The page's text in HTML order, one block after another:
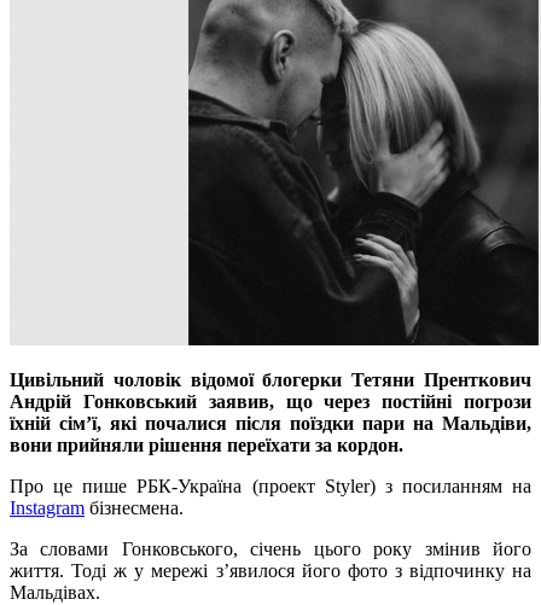
Цивільний чоловік відомої блогерки Тетяни Пренткович
Андрій Гонковський заявив, що через постійні погрози
їхній сім’ї, які почалися після поїздки пари на Мальдіви,
вони прийняли рішення переїхати за кордон.
Про це пише РБК-Україна (проект Styler) з посиланням на
Instagram бізнесмена.
За словами Гонковського, січень цього року змінив його
життя. Тоді ж у мережі з’явилося його фото з відпочинку на
Мальдівах.